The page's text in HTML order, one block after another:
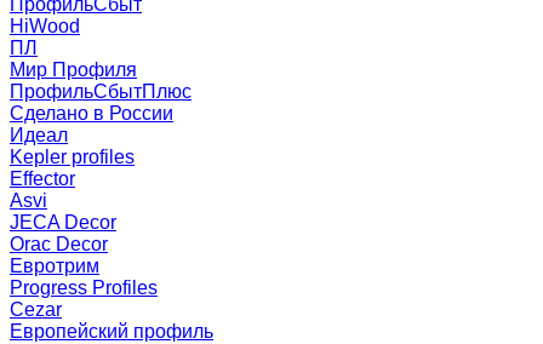
ПрофильСбыт
HiWood
ПЛ
Мир Профиля
ПрофильСбытПлюс
Сделано в России
Идеал
Kepler profiles
Effector
Asvi
JECA Decor
Orac Decor
Евротрим
Progress Profiles
Cezar
Европейский профиль